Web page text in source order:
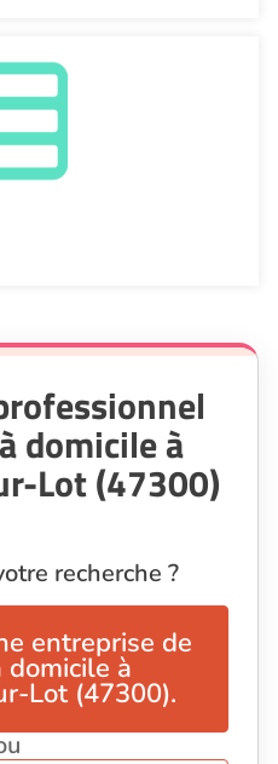
domicile à
Lot (47300)
recherche ?
entreprise de
domicile à
Lot (47300).